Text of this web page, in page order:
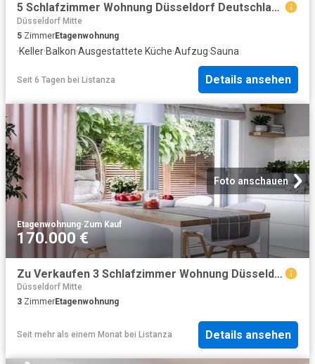
5 Schlafzimmer Wohnung Düsseldorf Deutschland 104647149
Düsseldorf Mitte
5 ZimmerEtagenwohnung
·Keller·Balkon·Ausgestattete Küche·Aufzug·Sauna
Seit 6 Tagen bei Listanza Details ansehen
Foto anschauen
Etagenwohnung·Zum Kauf
170.000 €
Zu Verkaufen 3 Schlafzimmer Wohnung Düsseldorf Deutschland DS89987461
Düsseldorf Mitte
3 ZimmerEtagenwohnung
Seit mehr als einem Monat bei Listanza Details ansehen